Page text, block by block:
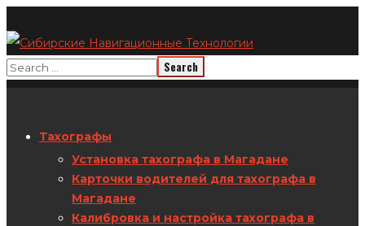
Тахографы
Установка тахографа в Магадане
Карточки водителей для тахографа в
Магадане
Калибровка и настройка тахографа в